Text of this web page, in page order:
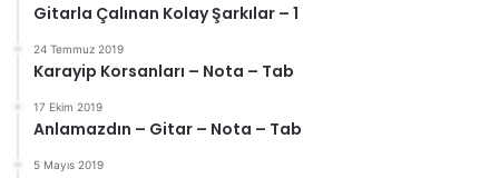
Gitarla Çalınan Kolay Şarkılar – 1
24 Temmuz 2019
Karayip Korsanları – Nota – Tab
17 Ekim 2019
Anlamazdın – Gitar – Nota – Tab
5 Mayıs 2019